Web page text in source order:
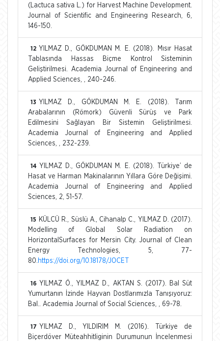
(Lactuca sativa L.) for Harvest Machine Development.
Journal of Scientific and Engineering Research, 6,
146-150.
12 YILMAZ D., GÖKDUMAN M. E. (2018). Mısır Hasat
Tablasında Hassas Biçme Kontrol Sisteminin
Geliştirilmesi. Academia Journal of Engineering and
Applied Sciences, , 240-246.
13 YILMAZ D., GÖKDUMAN M. E. (2018). Tarım
Arabalarının (Römork) Güvenli Sürüş ve Park
Edilmesini Sağlayan Bir Sistemin Geliştirilmesi.
Academia Journal of Engineering and Applied
Sciences, , 232-239.
14 YILMAZ D., GÖKDUMAN M. E. (2018). Türkiye’ de
Hasat ve Harman Makinalarının Yıllara Göre Değişimi.
Academia Journal of Engineering and Applied
Sciences, 2, 51-57.
15
KÜLCÜ R., Süslü A., Cihanalp C., YILMAZ D. (2017).
Modelling of Global Solar Radiation on
HorizontalSurfaces for Mersin City. Journal of Clean
Energy Technologies, 5, 77-
80. https://doi.org/10.18178/JOCET
16 YILMAZ Ö., YILMAZ D., AKTAN S. (2017). Bal Süt
Yumurtanın İzinde Hayvan Dostlarımızla Tanışıyoruz:
Bal.. Academia Journal of Social Sciences, , 69-78.
17 YILMAZ D., YILDIRIM M. (2016). Türkiye de
Biçerdöver Müteahhitliginin Durumunun İncelenmesi